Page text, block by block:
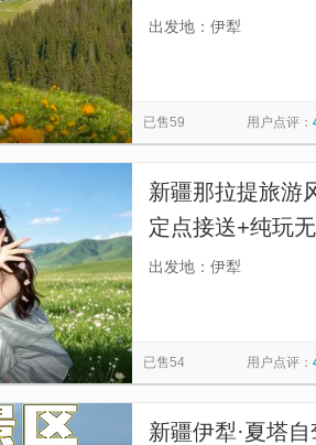
光园 独山子大峡谷
伊犁河风景旅游区
巴音布鲁克景区
薰衣草庄园(紫霞仙子) 伊犁河民族文化旅游
团由我社安排车
出发地：伊犁
已售59 用户点评：
新疆那拉提旅游
定点接送+纯玩
天22:00左右导
出发地：伊犁
已售54 用户点评：
新疆伊犁·夏塔